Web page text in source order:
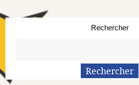
Rechercher